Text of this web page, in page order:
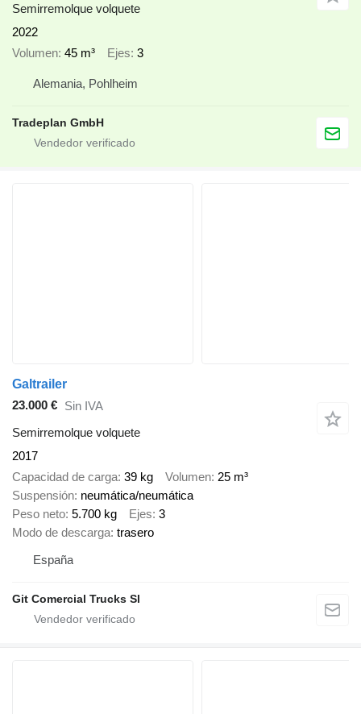
Semirremolque volquete
2022
Volumen 45 m³ Ejes 3
Alemania, Pohlheim
Tradeplan GmbH
Galtrailer
23.000 € Sin IVA
Semirremolque volquete
2017
Capacidad de carga 39 kg Volumen 25 m³
Suspensión neumática/neumática
Peso neto 5.700 kg Ejes 3
Modo de descarga trasero
España
Git Comercial Trucks Sl